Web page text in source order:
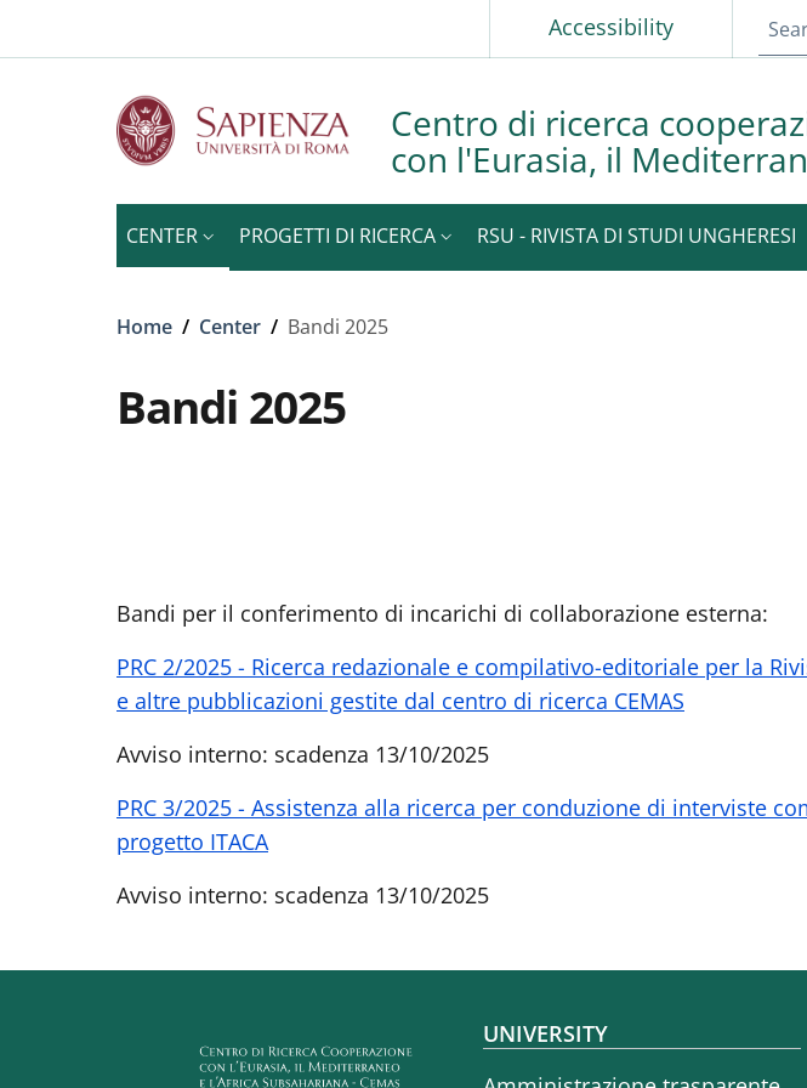
Slim topAccessibility
Centro di ricerca
con l'Eurasia, il
CENTER PROGETTI DI RICERCA RSU - RIVISTA DI STUDI UNGHERESI
Breadcrumb
Home / Center / Bandi 2025
Bandi 2025
Bandi per il conferimento di incarichi di collaborazione esterna:
PRC 2/2025 - Ricerca redazionale e compilativo-editoriale per la
e altre pubblicazioni gestite dal centro di ricerca CEMAS
Avviso interno: scadenza 13/10/2025
PRC 3/2025 - Assistenza alla ricerca per conduzione di interviste
progetto ITACA
Avviso interno: scadenza 13/10/2025
Footer menu
UNIVERSITY